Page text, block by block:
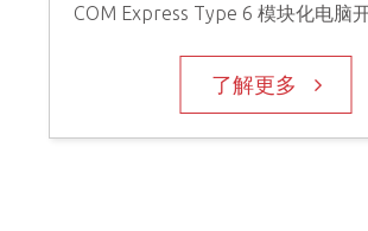
COM Express Type 6 模块化电脑
了解更多